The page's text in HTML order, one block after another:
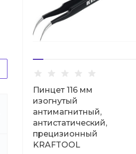
Пинцет 116 мм
изогнутый
антимагнитный,
антистатический,
прецизионный
KRAFTOOL